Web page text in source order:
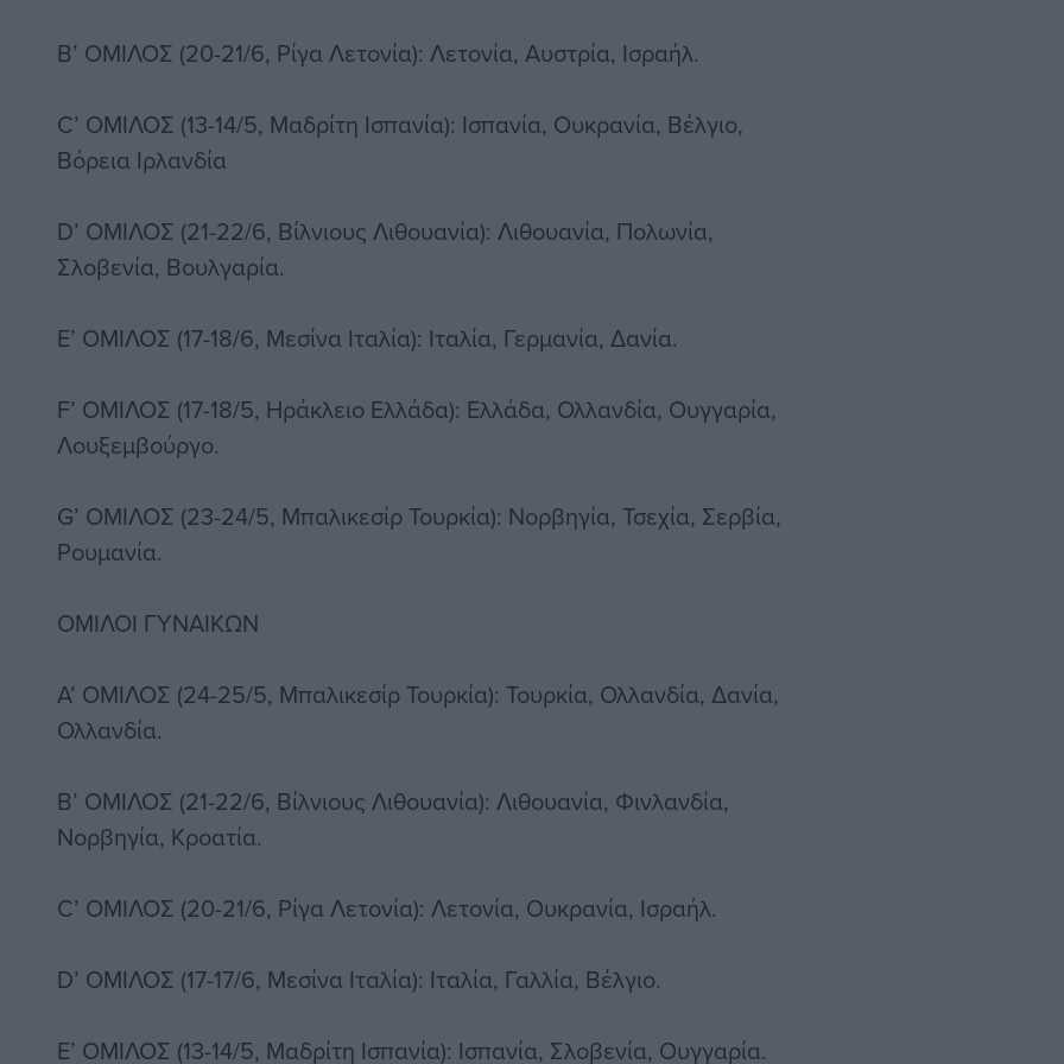
Β’ ΟΜΙΛΟΣ (20-21/6, Ρίγα Λετονία): Λετονία, Αυστρία, Ισραήλ.
C’ ΟΜΙΛΟΣ (13-14/5, Μαδρίτη Ισπανία): Ισπανία, Ουκρανία, Βέλγιο,
Βόρεια Ιρλανδία
D’ ΟΜΙΛΟΣ (21-22/6, Βίλνιους Λιθουανία): Λιθουανία, Πολωνία,
Σλοβενία, Βουλγαρία.
E’ ΟΜΙΛΟΣ (17-18/6, Μεσίνα Ιταλία): Ιταλία, Γερμανία, Δανία.
F’ ΟΜΙΛΟΣ (17-18/5, Ηράκλειο Ελλάδα): Ελλάδα, Ολλανδία, Ουγγαρία,
Λουξεμβούργο.
G’ ΟΜΙΛΟΣ (23-24/5, Μπαλικεσίρ Τουρκία): Νορβηγία, Τσεχία, Σερβία,
Ρουμανία.
ΟΜΙΛΟΙ ΓΥΝΑΙΚΩΝ
Α’ ΟΜΙΛΟΣ (24-25/5, Μπαλικεσίρ Τουρκία): Τουρκία, Ολλανδία, Δανία,
Ολλανδία.
Β’ ΟΜΙΛΟΣ (21-22/6, Βίλνιους Λιθουανία): Λιθουανία, Φινλανδία,
Νορβηγία, Κροατία.
C’ ΟΜΙΛΟΣ (20-21/6, Ρίγα Λετονία): Λετονία, Ουκρανία, Ισραήλ.
D’ ΟΜΙΛΟΣ (17-17/6, Μεσίνα Ιταλία): Ιταλία, Γαλλία, Βέλγιο.
E’ ΟΜΙΛΟΣ (13-14/5, Μαδρίτη Ισπανία): Ισπανία, Σλοβενία, Ουγγαρία.